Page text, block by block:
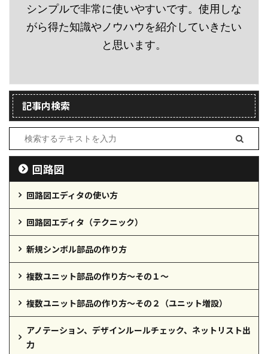
シンプルで非常に使いやすいです。使用しな
がら得た知識やノウハウを紹介していきたい
と思います。
記事内検索
回路図
回路図エディタの使い方
回路図エディタ（テクニック）
新規シンボル部品の作り方
複数ユニット部品の作り方～その１～
複数ユニット部品の作り方～その２（ユニット増設）
アノテーション、デザインルールチェック、ネットリスト出
力